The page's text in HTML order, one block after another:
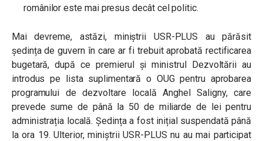
românilor este mai presus decât cel politic.
Mai devreme, astăzi, miniștrii USR-PLUS au părăsit
ședința de guvern în care ar fi trebuit aprobată rectificarea
bugetară, după ce premierul și ministrul Dezvoltării au
introdus pe lista suplimentară o OUG pentru aprobarea
programului de dezvoltare locală Anghel Saligny, care
prevede sume de până la 50 de miliarde de lei pentru
administrația locală. Ședința a fost inițial suspendată până
la ora 19. Ulterior, miniștrii USR-PLUS nu au mai participat